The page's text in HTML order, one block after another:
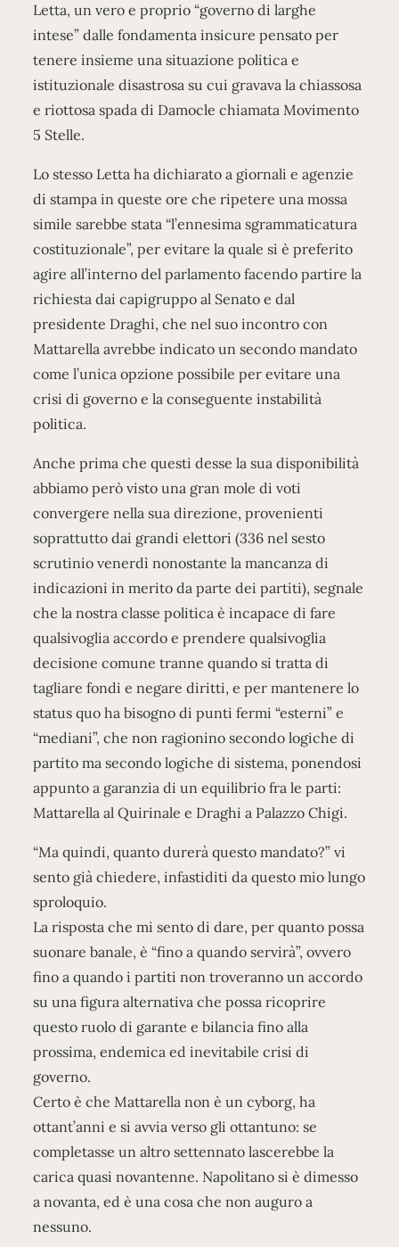
Letta, un vero e proprio “governo di larghe
intese” dalle fondamenta insicure pensato per
tenere insieme una situazione politica e
istituzionale disastrosa su cui gravava la chiassosa
e riottosa spada di Damocle chiamata Movimento
5 Stelle.
Lo stesso Letta ha dichiarato a giornali e agenzie
di stampa in queste ore che ripetere una mossa
simile sarebbe stata “l’ennesima sgrammaticatura
costituzionale”, per evitare la quale si è preferito
agire all’interno del parlamento facendo partire la
richiesta dai capigruppo al Senato e dal
presidente Draghi, che nel suo incontro con
Mattarella avrebbe indicato un secondo mandato
come l’unica opzione possibile per evitare una
crisi di governo e la conseguente instabilità
politica.
Anche prima che questi desse la sua disponibilità
abbiamo però visto una gran mole di voti
convergere nella sua direzione, provenienti
soprattutto dai grandi elettori (336 nel sesto
scrutinio venerdì nonostante la mancanza di
indicazioni in merito da parte dei partiti), segnale
che la nostra classe politica è incapace di fare
qualsivoglia accordo e prendere qualsivoglia
decisione comune tranne quando si tratta di
tagliare fondi e negare diritti, e per mantenere lo
status quo ha bisogno di punti fermi “esterni” e
“mediani”, che non ragionino secondo logiche di
partito ma secondo logiche di sistema, ponendosi
appunto a garanzia di un equilibrio fra le parti:
Mattarella al Quirinale e Draghi a Palazzo Chigi.
“Ma quindi, quanto durerà questo mandato?” vi
sento già chiedere, infastiditi da questo mio lungo
sproloquio.
La risposta che mi sento di dare, per quanto possa
suonare banale, è “fino a quando servirà”, ovvero
fino a quando i partiti non troveranno un accordo
su una figura alternativa che possa ricoprire
questo ruolo di garante e bilancia fino alla
prossima, endemica ed inevitabile crisi di
governo.
Certo è che Mattarella non è un cyborg, ha
ottant’anni e si avvia verso gli ottantuno: se
completasse un altro settennato lascerebbe la
carica quasi novantenne. Napolitano si è dimesso
a novanta, ed è una cosa che non auguro a
nessuno.